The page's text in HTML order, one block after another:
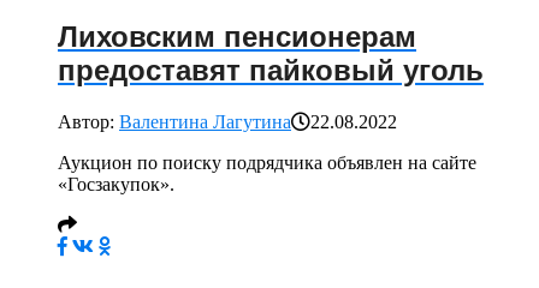
Лиховским пенсионерам
предоставят пайковый уголь
Автор: Валентина Лагутина
22.08.2022
Аукцион по поиску подрядчика объявлен на сайте
«Госзакупок».